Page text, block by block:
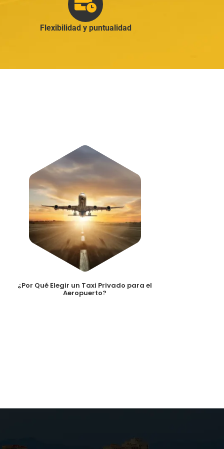
Flexibilidad y puntualidad
¿Por Qué Elegir un Taxi Privado para el
Aeropuerto?